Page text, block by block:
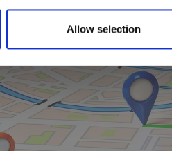
Allow selection